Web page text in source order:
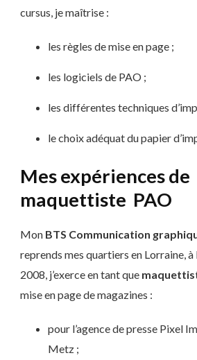
cursus, je maîtrise :
les règles de mise en page ;
les logiciels de PAO ;
les différentes techniques
le choix adéquat du papier
Mes expériences de
maquettiste PAO
Mon BTS Communication
reprends mes quartiers en Lorraine, à
2008, j’exerce en tant que
mise en page de magazines :
pour l’agence de presse Pixel
Metz ;